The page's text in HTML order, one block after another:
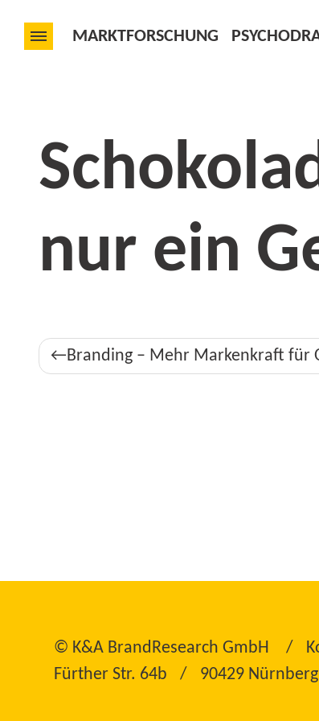
MARKTFORSCHUNG
nur ein
Branding – Mehr Markenkraft für
© K&A BrandResearch GmbH
Fürther Str. 64b
90429 Nürnberg